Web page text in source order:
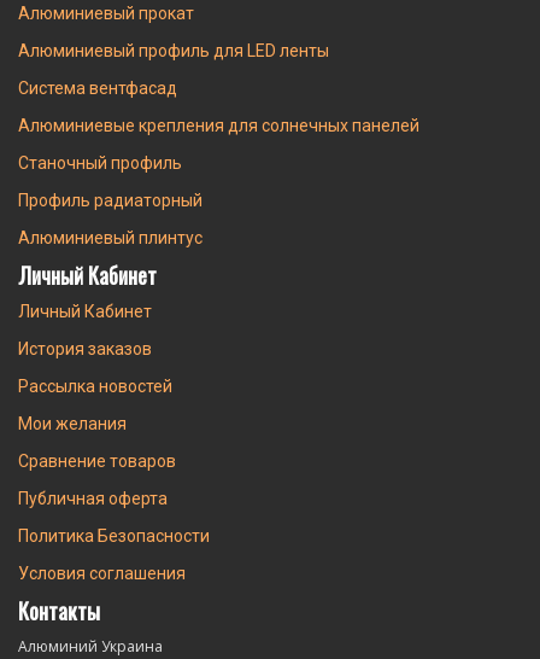
Алюминиевый прокат
Алюминиевый профиль для LED ленты
Система вентфасад
Алюминиевые крепления для солнечных панелей
Станочный профиль
Профиль радиаторный
Алюминиевый плинтус
Личный Кабинет
Личный Кабинет
История заказов
Рассылка новостей
Мои желания
Сравнение товаров
Публичная оферта
Политика Безопасности
Условия соглашения
Контакты
Алюминий Украина